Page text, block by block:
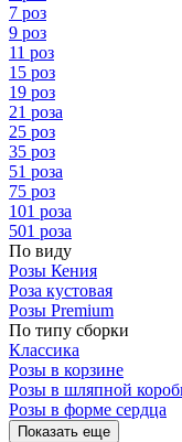
7 роз
9 роз
11 роз
15 роз
19 роз
21 роза
25 роз
35 роз
51 роза
75 роз
101 роза
501 роза
По виду
Розы Кения
Роза кустовая
Розы Premium
По типу сборки
Классика
Розы в корзине
Розы в шляпной
Розы в форме сердца
Показать еще